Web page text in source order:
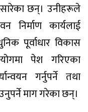
सारेका छन्। उनीहरूले
निर्माण कार्यलाई
पूर्वाधार विकास
पेश गरिएका
गर्नुपर्ने तथा
माग गरेका छन्।